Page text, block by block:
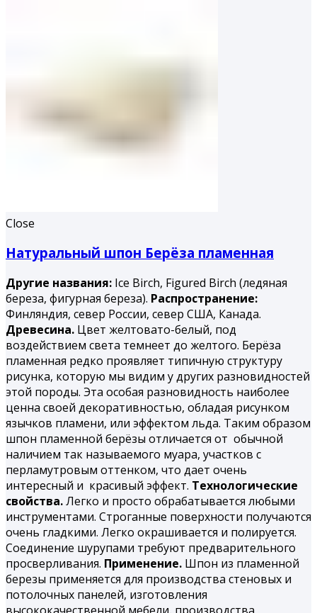
Close
Натуральный шпон Берёза пламенная
Другие названия: Ice Birch, Figured Birch (ледяная
береза, фигурная береза). Распространение:
Финляндия, север России, север США, Канада.
Древесина. Цвет желтовато-белый, под
воздействием света темнеет до желтого. Берёза
пламенная редко проявляет типичную структуру
рисунка, которую мы видим у других разновидностей
этой породы. Эта особая разновидность наиболее
ценна своей декоративностью, обладая рисунком
язычков пламени, или эффектом льда. Таким образом
шпон пламенной берёзы отличается от обычной
наличием так называемого муара, участков с
перламутровым оттенком, что дает очень
интересный и красивый эффект. Технологические
свойства.Легко и просто обрабатывается любыми
инструментами. Строганные поверхности получаются
очень гладкими. Легко окрашивается и полируется.
Соединение шурупами требуют предварительного
просверливания. Применение. Шпон из пламенной
березы применяется для производства стеновых и
потолочных панелей, изготовления